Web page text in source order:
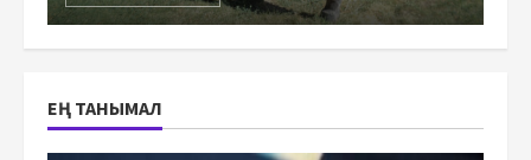
ЕҢ ТАНЫМАЛ